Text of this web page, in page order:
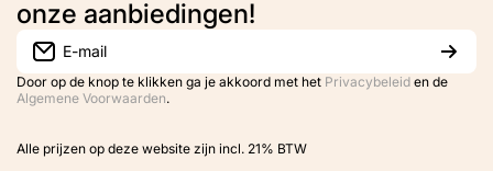
onze aanbiedingen!
E-mail
Door op de knop te klikken ga je akkoord met het Privacybeleid en de
Algemene Voorwaarden.
Alle prijzen op deze website zijn incl. 21% BTW